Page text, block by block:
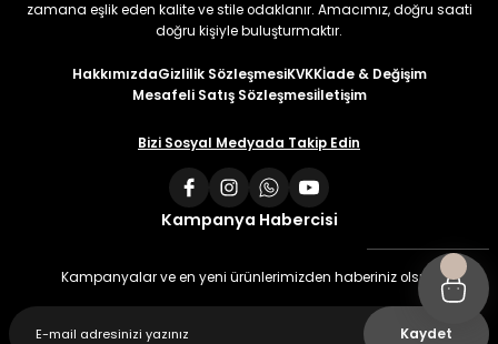
zamana eşlik eden kalite ve stile odaklanır. Amacımız, doğru saati
doğru kişiyle buluşturmaktır.
HakkımızdaGizlilik SözleşmesiKVKKİade & Değişim
Mesafeli Satış Sözleşmesiİletişim
Bizi Sosyal Medyada Takip Edin
Kampanya Habercisi
Kampanyalar ve en yeni ürünlerimizden haberiniz olsun
Kaydet